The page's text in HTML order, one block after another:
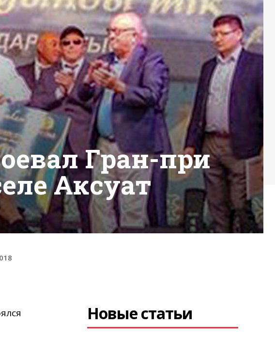
Гран-при
Аксуат
Новые статьи